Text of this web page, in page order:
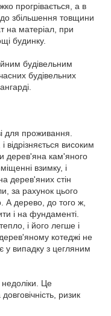
прогрівається, а в
збільшення товщини
на матеріал, при
будинку.
будівельним
будівельних
для проживання.
відрізняється високим
дерев'яна кам'яного
взимку, і
дерев'яних стін
за рахунок цього
А дерево, до того ж,
і на фундаменті.
і його легше і
котеджі не
у випадку з цегляним
Це
ризик